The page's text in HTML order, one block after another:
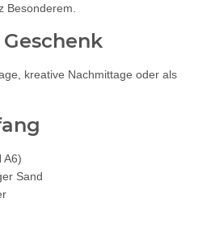
Besonderem.
kreative Nachmittage oder als
A6)
Sand